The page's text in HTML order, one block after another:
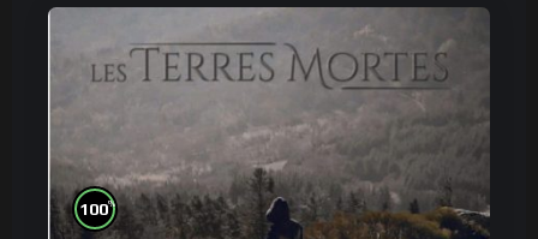
100%